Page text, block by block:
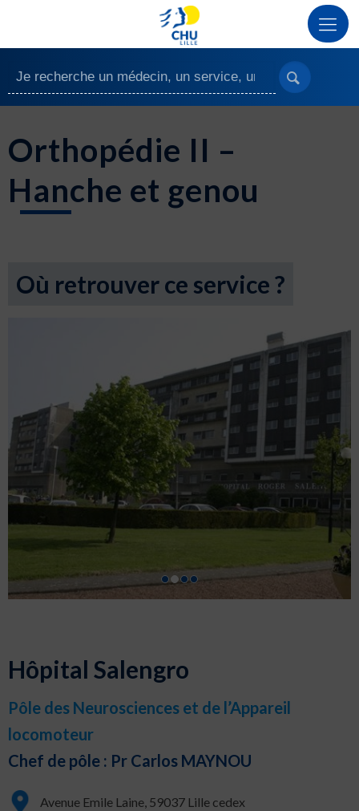
Orthopédie II –
Hanche et genou
Où retrouver ce service ?
Hôpital Salengro
Pôle des Neurosciences et de l’Appareil
locomoteur
Chef de pôle : Pr Carlos MAYNOU
Avenue Emile Laine, 59037 Lille cedex